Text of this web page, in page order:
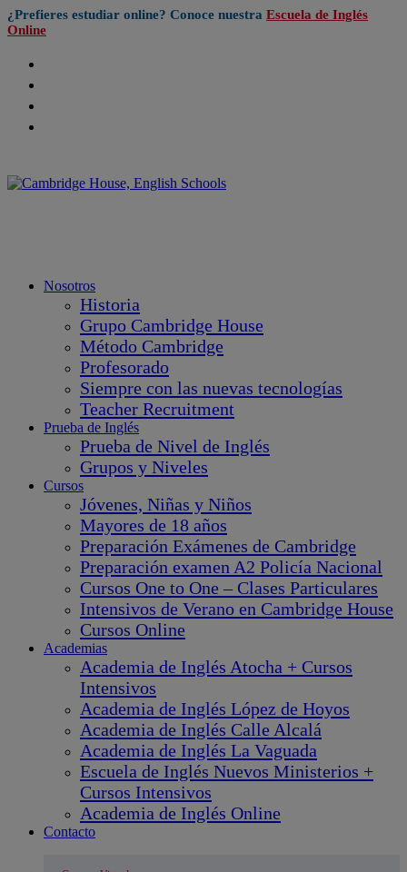
¿Prefieres estudiar online? Conoce nuestra Escuela de Inglés
Online
Nosotros
Historia
Grupo Cambridge House
Método Cambridge
Profesorado
Siempre con las nuevas tecnologías
Teacher Recruitment
Prueba de Inglés
Prueba de Nivel de Inglés
Grupos y Niveles
Cursos
Jóvenes, Niñas y Niños
Mayores de 18 años
Preparación Exámenes de Cambridge
Preparación examen A2 Policía Nacional
Cursos One to One – Clases Particulares
Intensivos de Verano en Cambridge House
Cursos Online
Academias
Academia de Inglés Atocha + Cursos
Intensivos
Academia de Inglés López de Hoyos
Academia de Inglés Calle Alcalá
Academia de Inglés La Vaguada
Escuela de Inglés Nuevos Ministerios +
Cursos Intensivos
Academia de Inglés Online
Contacto